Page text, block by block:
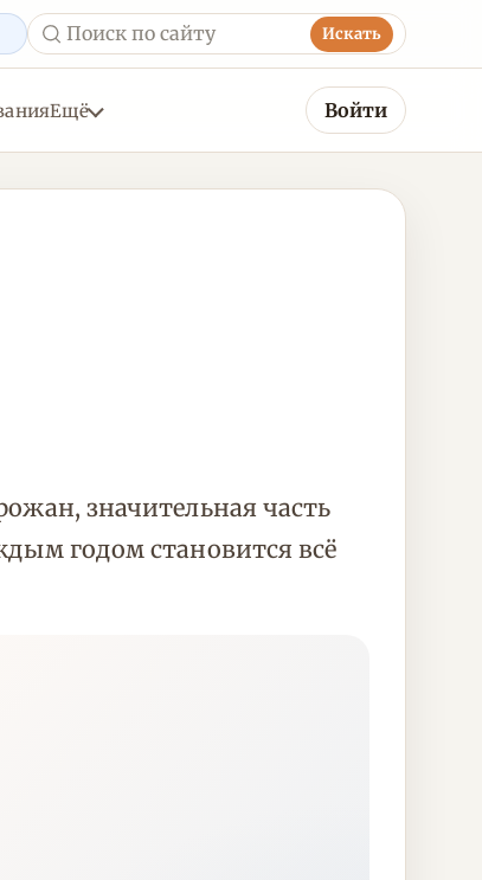
Искать
Ещё Войти
значительная часть
годом становится всё